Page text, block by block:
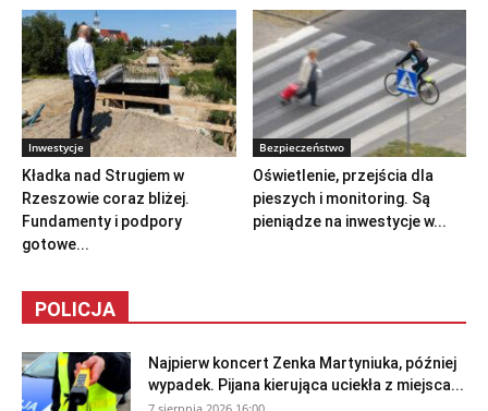
Inwestycje
Kładka nad Strugiem w
Rzeszowie coraz bliżej.
Fundamenty i podpory
gotowe...
Bezpieczeństwo
Oświetlenie, przejścia dla
pieszych i monitoring. Są
pieniądze na inwestycje w...
POLICJA
Najpierw koncert Zenka Martyniuka, później
wypadek. Pijana kierująca uciekła z miejsca...